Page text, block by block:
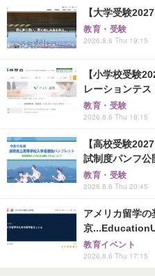
【大学受験
教育・受験
2026.8.6 Thu 19:15
【小学校受験
レーションテス
教育・受験
2026.8.6 Thu 18:15
【高校受験
試制度パンフ公
教育・受験
2026.8.6 Thu 20:45
アメリカ留学
京
教育イベント
2026.8.6 Thu 17:15